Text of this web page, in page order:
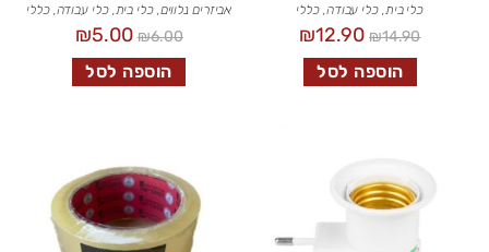
כלי בית, כלי עבודה, כללי
₪14.90
₪12.90
הוספה לסל
אביזרים נלווים,כלי בית,כלי עבודה,כללי
₪6.00
₪5.00
הוספה לסל